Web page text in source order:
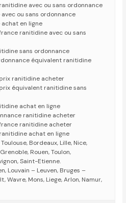
avec ou sans ordonnance
ou sans ordonnance
en ligne
ranitidine avec ou sans
sans ordonnance
équivalent ranitidine
ranitidine acheter
équivalent ranitidine sans
achat en ligne
ranitidine acheter
ranitidine acheter
achat en ligne
Bordeaux, Lille, Nice,
Rouen, Toulon,
Saint-Etienne.
Louvain – Leuven, Bruges –
Wavre, Mons, Liege, Arlon, Namur,